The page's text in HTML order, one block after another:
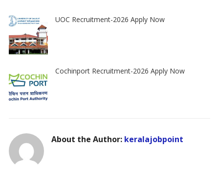
UOC Recruitment-2026 Apply Now
Cochinport Recruitment-2026 Apply Now
About the Author: keralajobpoint